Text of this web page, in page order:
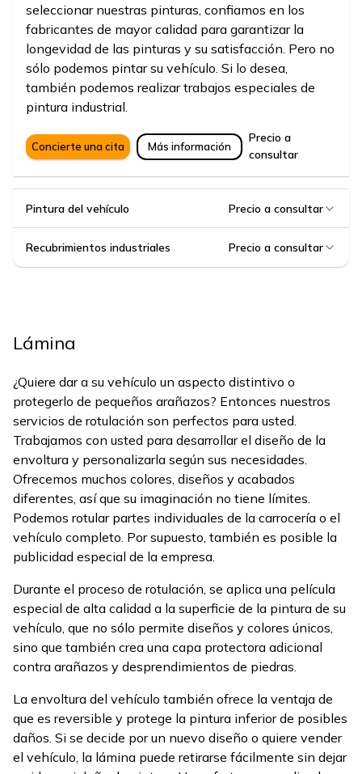
seleccionar nuestras pinturas, confiamos en los
fabricantes de mayor calidad para garantizar la
longevidad de las pinturas y su satisfacción. Pero no
sólo podemos pintar su vehículo. Si lo desea,
también podemos realizar trabajos especiales de
pintura industrial.
Concierte una cita Más información
Precio a
consultar
Pintura del vehículo Precio a consultar
Recubrimientos industriales Precio a consultar
Lámina
¿Quiere dar a su vehículo un aspecto distintivo o
protegerlo de pequeños arañazos? Entonces nuestros
servicios de rotulación son perfectos para usted.
Trabajamos con usted para desarrollar el diseño de la
envoltura y personalizarla según sus necesidades.
Ofrecemos muchos colores, diseños y acabados
diferentes, así que su imaginación no tiene límites.
Podemos rotular partes individuales de la carrocería o el
vehículo completo. Por supuesto, también es posible la
publicidad especial de la empresa.
Durante el proceso de rotulación, se aplica una película
especial de alta calidad a la superficie de la pintura de su
vehículo, que no sólo permite diseños y colores únicos,
sino que también crea una capa protectora adicional
contra arañazos y desprendimientos de piedras.
La envoltura del vehículo también ofrece la ventaja de
que es reversible y protege la pintura inferior de posibles
daños. Si se decide por un nuevo diseño o quiere vender
el vehículo, la lámina puede retirarse fácilmente sin dejar